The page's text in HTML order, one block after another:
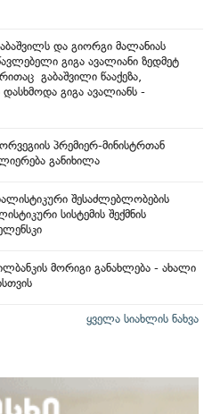
და გიორგი მალანიას
გიგა ავალიანი ზედმეტ
გაბაშვილი წააქეზა,
გიგა ავალიანს -
პრემიერ-მინისტრთან
განიხილა
შესაძლებლობების
სისტემის შექმნის
მორიგი განახლება - ახალი
ყველა სიახლის ნახვა